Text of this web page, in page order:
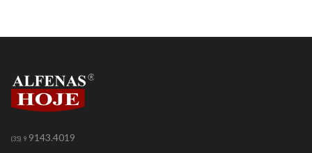
(35) 9 9143.4019